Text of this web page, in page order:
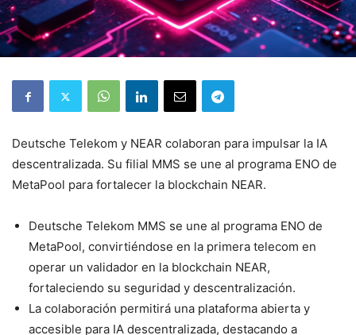
Deutsche Telekom y NEAR colaboran para impulsar la IA
descentralizada. Su filial MMS se une al programa ENO de
MetaPool para fortalecer la blockchain NEAR.
Deutsche Telekom MMS se une al programa ENO de
MetaPool, convirtiéndose en la primera telecom en
operar un validador en la blockchain NEAR,
fortaleciendo su seguridad y descentralización.
La colaboración permitirá una plataforma abierta y
accesible para IA descentralizada, destacando a